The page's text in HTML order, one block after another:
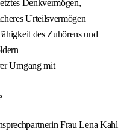
Denkvermögen,
Urteilsvermögen
des Zuhörens und
Umgang mit
Frau Lena Kahl